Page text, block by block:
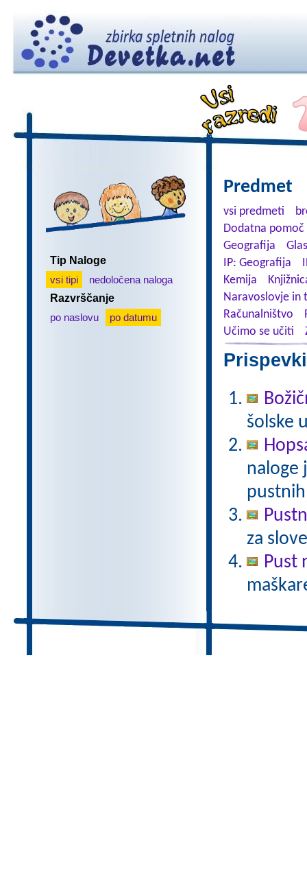
Tip Naloge
vsi tipi
nedoločena naloga
Razvrščanje
po naslovu
po datumu
Predmet
vsi predmeti
Dodatna
Geografija
IP: Geografija
Kemija
Naravoslovje in
Računalništvo
Učimo se učiti
šolske
naloge
za
Pust